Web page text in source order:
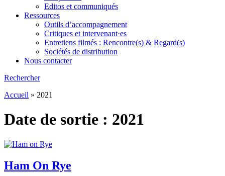
Editos et communiqués
Ressources
Outils d’accompagnement
Critiques et intervenant·es
Entretiens filmés : Rencontre(s) & Regard(s)
Sociétés de distribution
Nous contacter
Rechercher
Accueil » 2021
Date de sortie : 2021
Ham On Rye